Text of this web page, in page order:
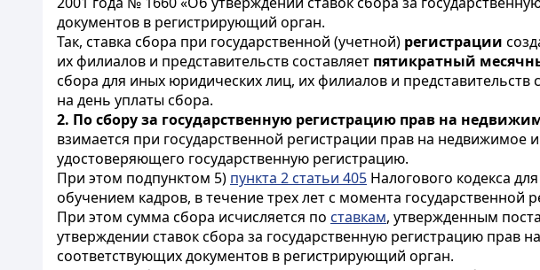
документов в регистрирующий орган.
Так, ставка сбора при государственной (учетной) регистрации
их филиалов и представительств составляет пятикратный
сбора для иных юридических лиц, их филиалов и представительств
на день уплаты сбора.
2. По сбору за государственную регистрацию прав на
взимается при государственной регистрации прав на
удостоверяющего государственную регистрацию.
При этом подпунктом 5) пункта 2 статьи 405 Налогового кодекса для
обучением кадров, в течение трех лет с момента государственной
При этом сумма сбора исчисляется по ставкам, утвержденным
утверждении ставок сбора за государственную регистрацию
соответствующих документов в регистрирующий орган.